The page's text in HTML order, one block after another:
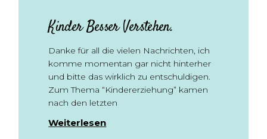
Kinder Besser Verstehen.
Danke für all die vielen Nachrichten, ich
komme momentan gar nicht hinterher
und bitte das wirklich zu entschuldigen.
Zum Thema “Kindererziehung” kamen
nach den letzten
Weiterlesen